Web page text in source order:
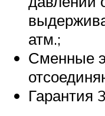
атм.;
Сменные
Гарантия